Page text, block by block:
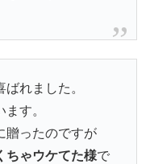
れました。
す。
贈ったのですが
ちゃウケてた様で